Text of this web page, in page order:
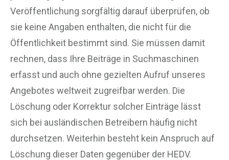
Veröffentlichung sorgfältig darauf überprüfen, ob
sie keine Angaben enthalten, die nicht für die
Öffentlichkeit bestimmt sind. Sie müssen damit
rechnen, dass Ihre Beiträge in Suchmaschinen
erfasst und auch ohne gezielten Aufruf unseres
Angebotes weltweit zugreifbar werden. Die
Löschung oder Korrektur solcher Einträge lässt
sich bei ausländischen Betreibern häufig nicht
durchsetzen. Weiterhin besteht kein Anspruch auf
Löschung dieser Daten gegenüber der HEDV.